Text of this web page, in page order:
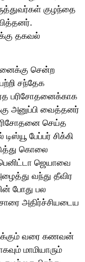
குழந்தை
தகவல்
சென்ற
சந்தேக
பரிசோதனைக்காக
அனுப்பி வைத்தனர்
செய்த
பேப்பர் சிக்கி
கொலை
ஜெயாவை
வந்து தீவிர
போது பல
அதிர்ச்சியடைய
வரை கணவன்
மாமியாரும்